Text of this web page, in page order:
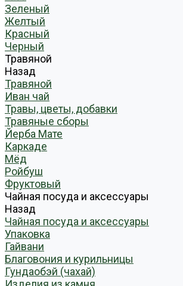
Зеленый
Желтый
Красный
Черный
Травяной
Назад
Травяной
Иван чай
Травы, цветы, добавки
Травяные сборы
Йерба Мате
Каркаде
Мёд
Ройбуш
Фруктовый
Чайная посуда и аксессуары
Назад
Чайная посуда и аксессуары
Упаковка
Гайвани
Благовония и курильницы
Гундаобэй (чахай)